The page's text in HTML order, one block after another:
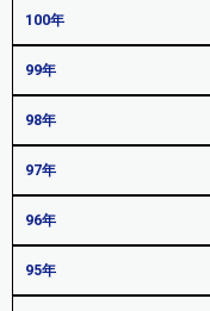
100年
99年
98年
97年
96年
95年